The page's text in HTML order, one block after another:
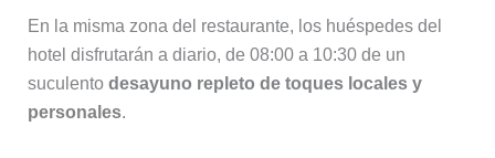
En la misma zona del restaurante, los huéspedes del
hotel disfrutarán a diario, de 08:00 a 10:30 de un
suculento desayuno repleto de toques locales y
personales.